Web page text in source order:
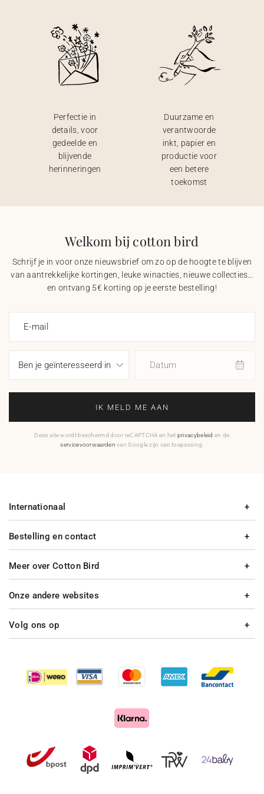
Perfectie in
details, voor
gedeelde en
blijvende
herinneringen
Duurzame en
verantwoorde
inkt, papier en
productie voor
een betere
toekomst
Welkom bij cotton bird
Schrijf je in voor onze nieuwsbrief om zo op de hoogte te blijven
van aantrekkelijke kortingen, leuke winacties, nieuwe collecties…
en ontvang 5€ korting op je eerste bestelling!
E-mail
Datum
IK MELD ME AAN
Deze site wordt beschermd door reCAPTCHA en het privacybeleid en de
servicevoorwaarden van Google zijn van toepassing.
Bestelling en contact
Meer over Cotton Bird
Internationaal
Onze andere websites
Volg ons op